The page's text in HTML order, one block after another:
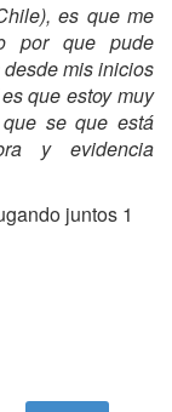
es que me
por que pude
mis inicios
que estoy muy
se que está
y evidencia
juntos 1